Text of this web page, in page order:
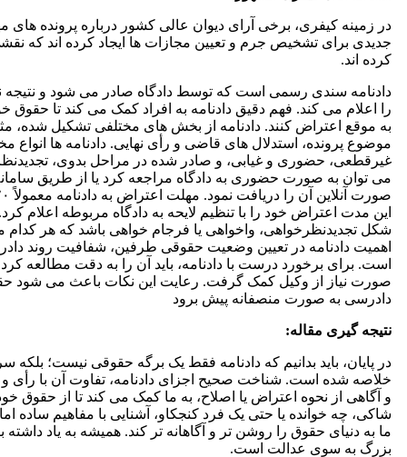
در زمینه کیفری، برخی آرای دیوان عالی کشور درباره پرونده
جدیدی برای تشخیص جرم و تعیین مجازات ها ایجاد کرده اند که
کرده اند.
دادنامه سندی رسمی است که توسط دادگاه صادر می شود و نتیجه
را اعلام می کند. فهم دقیق دادنامه به افراد کمک می کند تا حقوق
به موقع اعتراض کنند. دادنامه از بخش های مختلفی تشکیل شده،
موضوع پرونده، استدلال های قاضی و رأی نهایی. دادنامه ها انواع
غیرقطعی، حضوری و غیابی، و صادر شده در مراحل بدوی،
می توان به صورت حضوری به دادگاه مراجعه کرد یا از طریق سامانه
این مدت اعتراض خود را با تنظیم لایحه به دادگاه مربوطه اعلام
شکل تجدیدنظرخواهی، واخواهی یا فرجام خواهی باشد که هر
اهمیت دادنامه در تعیین وضعیت حقوقی طرفین، شفافیت روند
است. برای برخورد درست با دادنامه، باید آن را به دقت مطالعه
صورت نیاز از وکیل کمک گرفت. رعایت این نکات باعث می شود
دادرسی به صورت منصفانه پیش برود
نتیجه گیری مقاله:
در پایان، باید بدانیم که دادنامه فقط یک برگه حقوقی نیست؛
خلاصه شده است. شناخت صحیح اجزای دادنامه، تفاوت آن با رأی
و آگاهی از نحوه اعتراض یا اصلاح، به ما کمک می کند تا از حقوق
شاکی، چه خوانده یا حتی یک فرد کنجکاو، آشنایی با مفاهیم ساده
ما به دنیای حقوق را روشن تر و آگاهانه تر کند. همیشه به یاد
بزرگ به سوی عدالت است.